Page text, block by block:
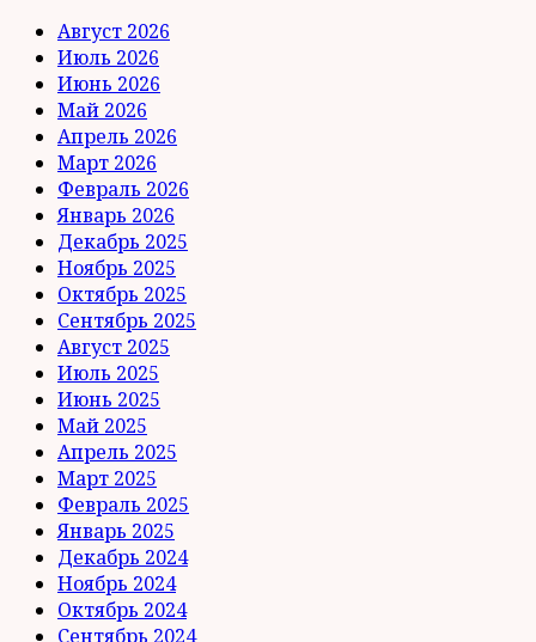
Август 2026
Июль 2026
Июнь 2026
Май 2026
Апрель 2026
Март 2026
Февраль 2026
Январь 2026
Декабрь 2025
Ноябрь 2025
Октябрь 2025
Сентябрь 2025
Август 2025
Июль 2025
Июнь 2025
Май 2025
Апрель 2025
Март 2025
Февраль 2025
Январь 2025
Декабрь 2024
Ноябрь 2024
Октябрь 2024
Сентябрь 2024